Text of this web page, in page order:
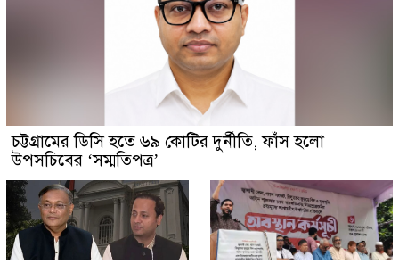
চট্টগ্রামের ডিসি হতে ৬৯ কোটির দুর্নীতি, ফাঁস হলো
উপসচিবের ‘সম্মতিপত্র’